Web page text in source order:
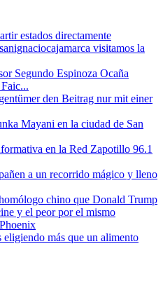
estados directamente
visitamos la
Segundo Espinoza Ocaña
den Beitrag nur mit einer
Mayani en la ciudad de San
en la Red Zapotillo 96.1
a un recorrido mágico y lleno
chino que Donald Trump
y el peor por el mismo
más que un alimento